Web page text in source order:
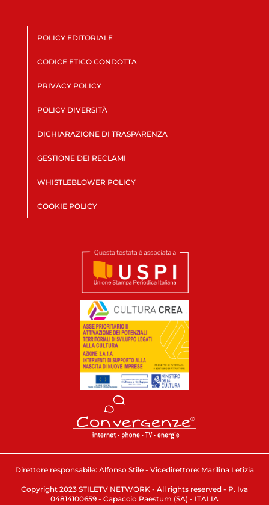
POLICY EDITORIALE
CODICE ETICO CONDOTTA
PRIVACY POLICY
POLICY DIVERSITÀ
DICHIARAZIONE DI TRASPARENZA
GESTIONE DEI RECLAMI
WHISTLEBLOWER POLICY
COOKIE POLICY
Direttore responsabile: Alfonso Stile - Vicedirettore: Marilina Letizia
Copyright 2023 STILETV NETWORK - All rights reserved - P. Iva
04814100659 - Capaccio Paestum (SA) - ITALIA